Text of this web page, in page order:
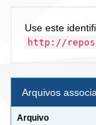
Use este
http://
Arquivos
Arquivo